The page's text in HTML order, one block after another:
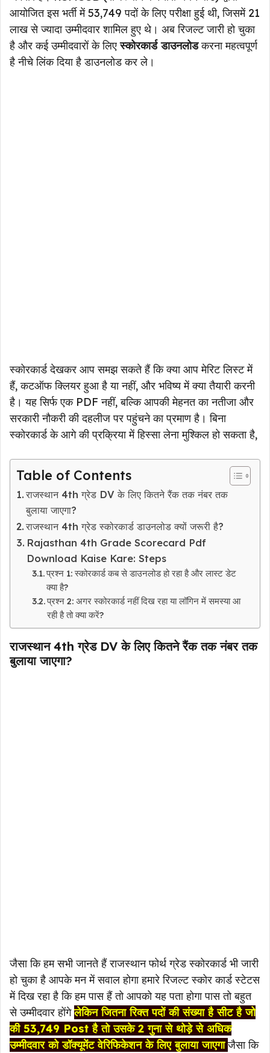
आयोजित इस भर्ती में 53,749 पदों के लिए परीक्षा हुई थी, जिसमें 21
लाख से ज्यादा उम्मीदवार शामिल हुए थे। अब रिजल्ट जारी हो चुका
है और कई उम्मीदवारों के लिएस्कोरकार्ड डाउनलोडकरना महत्वपूर्ण
है नीचे लिंक दिया है डाउनलोड कर ले।
स्कोरकार्ड देखकर आप समझ सकते हैं कि क्या आप मेरिट लिस्ट में
हैं, कटऑफ क्लियर हुआ है या नहीं, और भविष्य में क्या तैयारी करनी
है। यह सिर्फ एक PDF नहीं, बल्कि आपकी मेहनत का नतीजा और
सरकारी नौकरी की दहलीज पर पहुंचने का प्रमाण है। बिना
स्कोरकार्ड के आगे की प्रक्रिया में हिस्सा लेना मुश्किल हो सकता है,
Table of Contents
राजस्थान 4th ग्रेड DV के लिए कितने रैंक तक नंबर तक
बुलाया जाएगा?
राजस्थान 4th ग्रेड स्कोरकार्ड डाउनलोड क्यों जरूरी है?
Rajasthan 4th Grade Scorecard Pdf
Download Kaise Kare: Steps
प्रश्न 1: स्कोरकार्ड कब से डाउनलोड हो रहा है और लास्ट डेट
क्या है?
प्रश्न 2: अगर स्कोरकार्ड नहीं दिख रहा या लॉगिन में समस्या आ
रही है तो क्या करें?
राजस्थान 4th ग्रेड DV के लिए कितने रैंक तक नंबर तक
बुलाया जाएगा?
जैसा कि हम सभी जानते हैं राजस्थान फोर्थ ग्रेड स्कोरकार्ड भी जारी
हो चुका है आपके मन में सवाल होगा हमारे रिजल्ट स्कोर कार्ड स्टेटस
में दिख रहा है कि हम पास हैं तो आपको यह पता होगा पास तो बहुत
से उम्मीदवार होंगेलेकिन जितना रिक्त पदों की संख्या है सीट है जो
की 53,749 Post है तो उसके 2 गुना से थोड़े से अधिक
उम्मीदवार को डॉक्यूमेंट वेरिफिकेशन के लिए बुलाया जाएगा जैसा कि